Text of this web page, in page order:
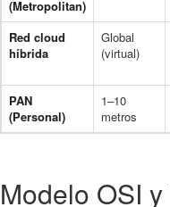
(Metropolitan)
Red cloud
híbrida
Global
(virtual)
PAN
(Personal)
1–10
metros
Modelo OSI